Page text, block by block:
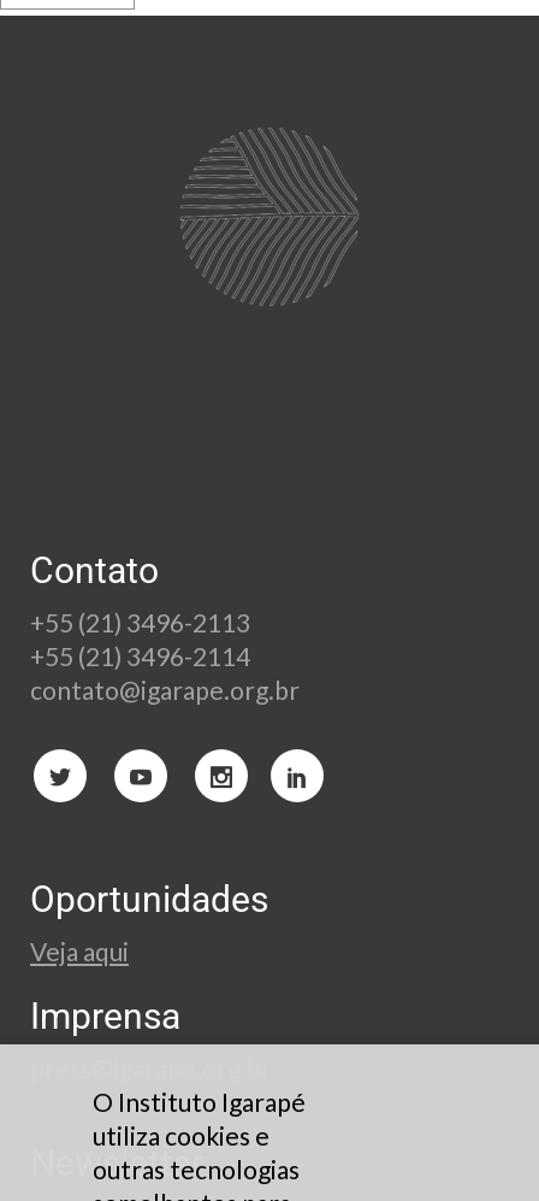
Contato
+55 (21) 3496-2113
+55 (21) 3496-2114
contato@igarape.org.br
Oportunidades
Veja aqui
Imprensa
Newsletter
O Instituto Igarapé
utiliza cookies e
outras tecnologias